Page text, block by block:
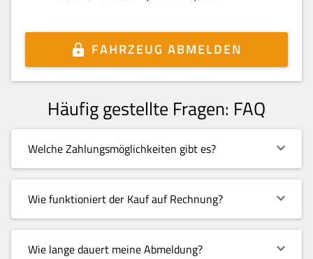
FAHRZEUG ABMELDEN
Häufig gestellte Fragen: FAQ
Welche Zahlungsmöglichkeiten gibt es?
Wie funktioniert der Kauf auf Rechnung?
Wie lange dauert meine Abmeldung?